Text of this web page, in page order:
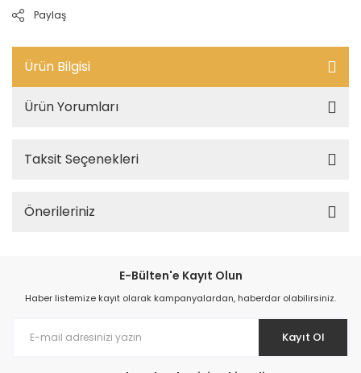
Paylaş
Ürün Bilgisi
Ürün Yorumları
Taksit Seçenekleri
Önerileriniz
E-Bülten'e Kayıt Olun
Haber listemize kayıt olarak kampanyalardan, haberdar olabilirsiniz.
Kayıt Ol